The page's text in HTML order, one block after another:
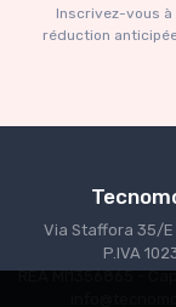
€227.05
Inscrivez-vous
réduction
Via Staffora 35/E
P.IVA
REA MI1356865 -